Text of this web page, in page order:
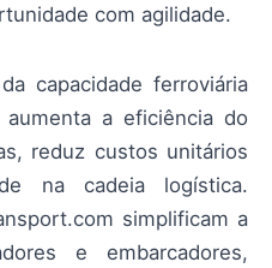
com agilidade.
capacidade ferroviária
a eficiência do
reduz custos unitários
na cadeia logística.
simplificam a
e embarcadores,